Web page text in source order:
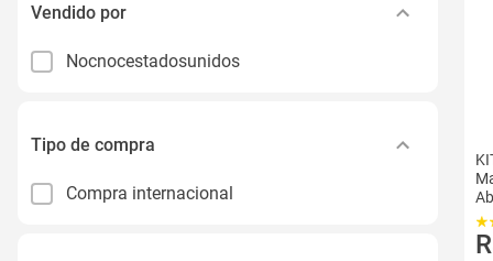
Vendido por
Nocnocestadosunidos
Tipo de compra
Compra internacional